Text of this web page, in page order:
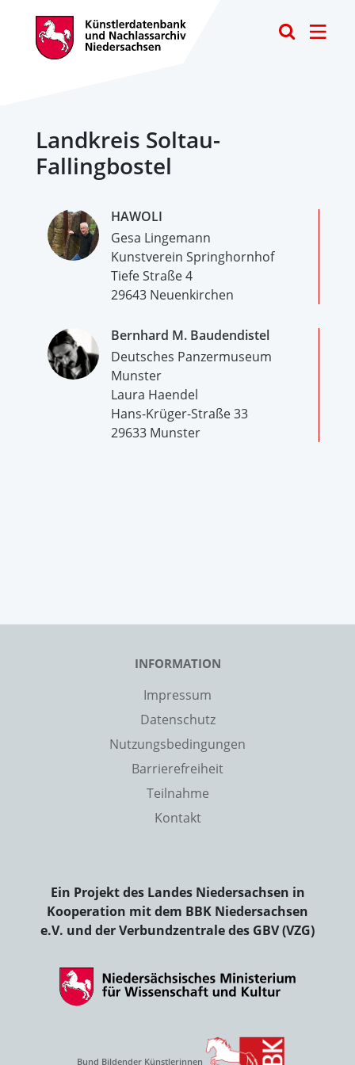
Landkreis Soltau-
Fallingbostel
HAWOLI
Gesa Lingemann
Kunstverein Springhornhof
Tiefe Straße 4
29643 Neuenkirchen
Bernhard M. Baudendistel
Deutsches Panzermuseum
Munster
Laura Haendel
Hans-Krüger-Straße 33
29633 Munster
INFORMATION
Impressum
Datenschutz
Nutzungsbedingungen
Barrierefreiheit
Teilnahme
Kontakt
Ein Projekt des Landes Niedersachsen in
Kooperation mit dem BBK Niedersachsen
e.V. und der Verbundzentrale des GBV (VZG)
Bund Bildender Künstlerinnen